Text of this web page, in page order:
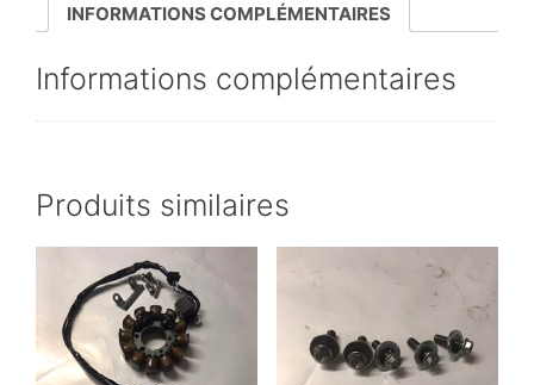
INFORMATIONS COMPLÉMENTAIRES
Informations complémentaires
Produits similaires